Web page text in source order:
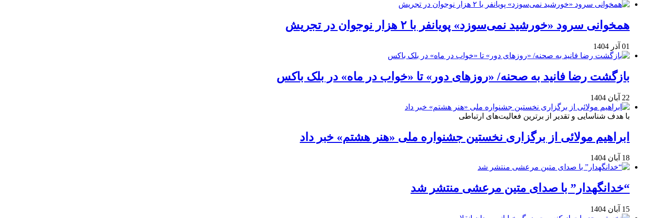
همخوانی سرود «خورشید نمی‌سوزد» پویانفر با ۲ هزار نوجوان در تجریش
01 آذر 1404
بازگشت رضا فانید به صحنه/ «روزهای دور» تا «خواب در ماه» در بلک باکس
22 آبان 1404
با هدف شناسایی و تقدیر از برترین فعالیت‌های ارتباطی
ابراهیم مولائی از برگزاری نخستین جشنواره ملی «هنر هشتم» خبر داد
18 آبان 1404
“خدانگهدار” با صدای متین مرعشی منتشر شد
15 آبان 1404